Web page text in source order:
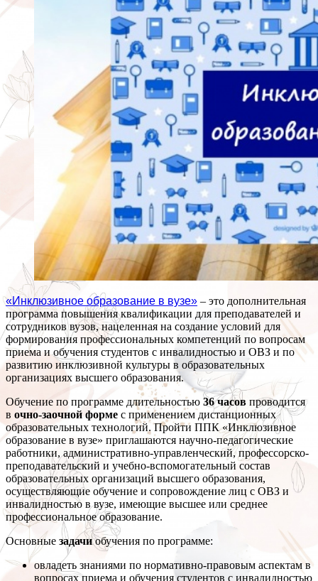
«Инклюзивное образование в вузе» – это дополнительная
программа повышения квалификации для преподавателей и
сотрудников вузов, нацеленная на создание условий для
формирования профессиональных компетенций по вопросам
приема и обучения студентов с инвалидностью и ОВЗ и по
развитию инклюзивной культуры в образовательных
организациях высшего образования.
Обучение по программе длительностью 36 часов проводится
в очно-заочной форме с применением дистанционных
образовательных технологий. Пройти ППК «Инклюзивное
образование в вузе» приглашаются научно-педагогические
работники, административно-управленческий, профессорско-
преподавательский и учебно-вспомогательный состав
образовательных организаций высшего образования,
осуществляющие обучение и сопровождение лиц с ОВЗ и
инвалидностью в вузе, имеющие высшее или среднее
профессиональное образование.
Основные задачиобучения по программе:
овладеть знаниями по нормативно-правовым аспектам в
вопросах приема и обучения студентов с инвалидностью